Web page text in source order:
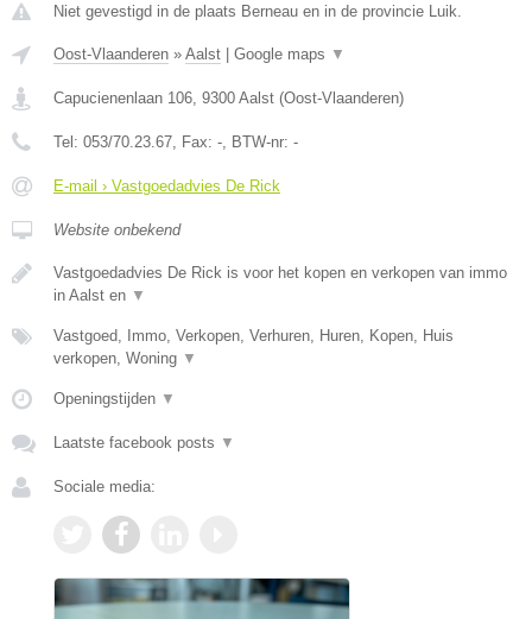
Niet gevestigd in de plaats Berneau en in de provincie Luik.
Oost-Vlaanderen » Aalst Google maps ▼
Capucienenlaan 106 9300 Aalst (Oost-Vlaanderen)
Tel: 053/70.23.67 , Fax: - , BTW-nr: -
E-mail › Vastgoedadvies De Rick
Website onbekend
Vastgoedadvies De Rick is voor het kopen en verkopen van immo
in Aalst en ▼
Vastgoed, Immo, Verkopen, Verhuren, Huren, Kopen, Huis
verkopen, Woning ▼
Openingstijden ▼
Laatste facebook posts ▼
Sociale media: